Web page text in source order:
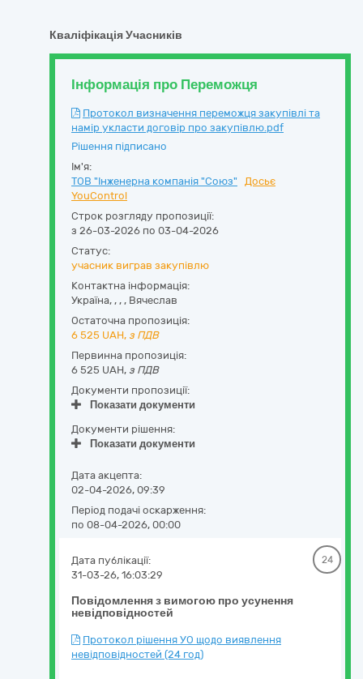
Кваліфікація Учасників
Інформація про Переможця
Протокол визначення переможця закупівлі та
намір укласти договір про закупівлю.pdf
Рішення підписано
Ім'я:
ТОВ "Інженерна компанія "Союз"
Досьє
YouControl
Строк розгляду пропозиції:
з 26-03-2026 по 03-04-2026
Статус:
учасник виграв закупівлю
Контактна інформація:
Україна, , , , Вячеслав
Остаточна пропозиція:
6 525 UAH, з ПДВ
Первинна пропозиція:
6 525 UAH, з ПДВ
Документи пропозиції:
Показати документи
Документи рішення:
Показати документи
Дата акцепта:
02-04-2026, 09:39
Період подачі оскарження:
по 08-04-2026, 00:00
Повідомлення з вимогою про усунення
невідповідностей
Дата публікації:
31-03-26, 16:03:29
24
Протокол рішення УО щодо виявлення
невідповідностей (24 год)